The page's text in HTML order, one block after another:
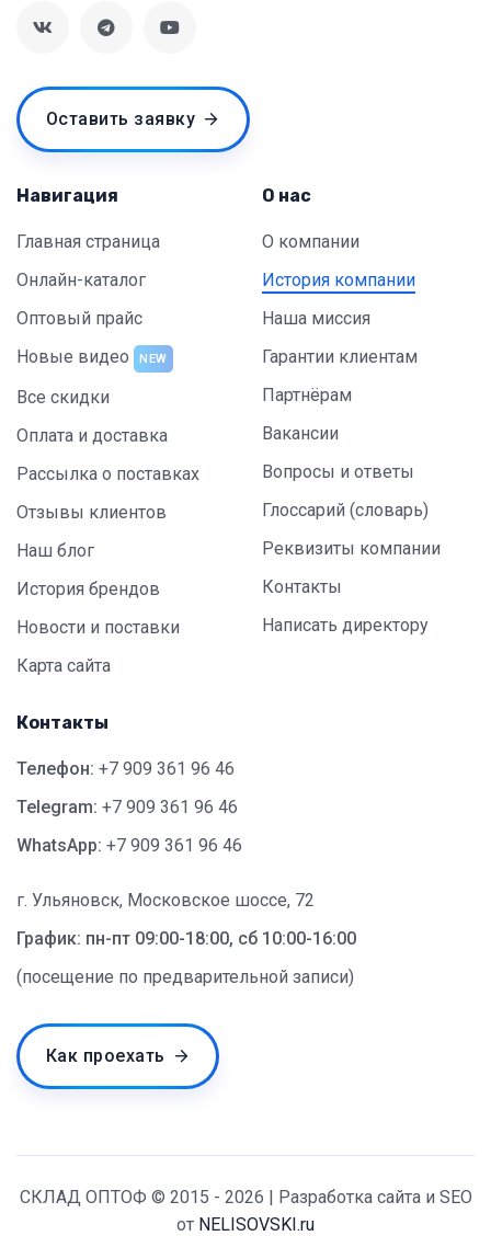
Оставить заявку
Навигация
Главная страница
Онлайн-каталог
Оптовый прайс
Новые видео
NEW
Все скидки
Оплата и доставка
Рассылка о поставках
Отзывы клиентов
Наш блог
История брендов
Новости и поставки
Карта сайта
О нас
О компании
История компании
Наша миссия
Гарантии клиентам
Партнёрам
Вакансии
Вопросы и ответы
Глоссарий (словарь)
Реквизиты компании
Контакты
Написать директору
Контакты
Телефон: +7 909 361 96 46
Telegram: +7 909 361 96 46
WhatsApp: +7 909 361 96 46
г. Ульяновск, Московское шоссе, 72
График: пн-пт 09:00-18:00, сб 10:00-16:00
(посещение по предварительной записи)
Как проехать
СКЛАД ОПТОФ © 2015 - 2026 | Разработка сайта и SEO
от NELISOVSKI.ru